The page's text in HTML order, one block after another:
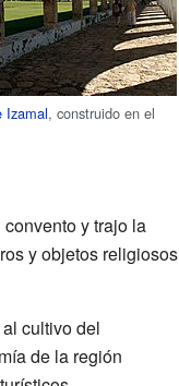
Izamal, construido en el
y trajo la
y objetos religiosos
cultivo del
de la región